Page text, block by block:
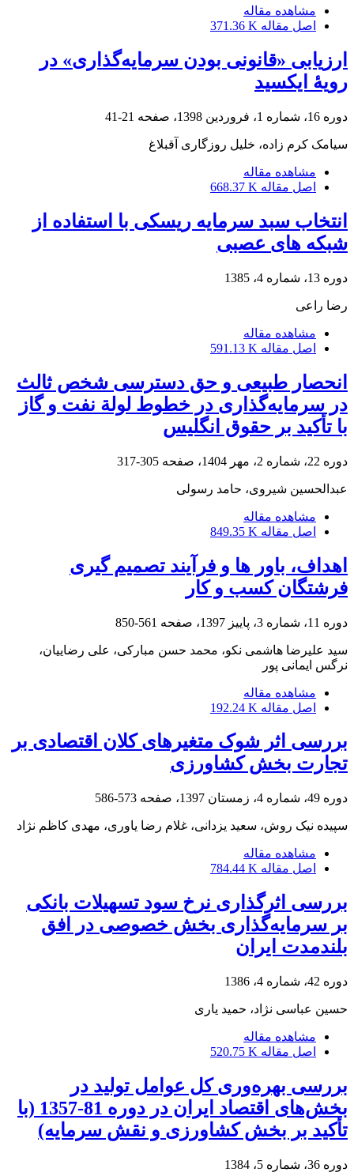
مشاهده مقاله
اصل مقاله 371.36 K
ارزیابی «قانونی بودن سرمایه‌گذاری» در
رویۀ ایکسید
دوره 16، شماره 1، فروردین 1398، صفحه 21-41
سیامک کرم زاده، خلیل روزگاری آقبلاغ
مشاهده مقاله
اصل مقاله 668.37 K
انتخاب سبد سرمایه ریسکی با استفاده از
شبکه های عصبی
دوره 13، شماره 4، 1385
رضا راعی
مشاهده مقاله
اصل مقاله 591.13 K
انحصار طبیعی و حق دسترسی شخص ثالث
در سرمایه‌گذاری در خطوط لولة نفت و گاز
با تأکید بر حقوق انگلیس
دوره 22، شماره 2، مهر 1404، صفحه 305-317
عبدالحسین شیروی، حامد رسولی
مشاهده مقاله
اصل مقاله 849.35 K
اهداف، باور ها و فرآیند تصمیم گیری
فرشتگان کسب و کار
دوره 11، شماره 3، پاییز 1397، صفحه 561-850
سید علیرضا هاشمی نکو، محمد حسن مبارکی، علی رضاییان،
نرگس ایمانی پور
مشاهده مقاله
اصل مقاله 192.24 K
بررسی اثر شوک متغیرهای کلان اقتصادی بر
تجارت بخش کشاورزی
دوره 49، شماره 4، زمستان 1397، صفحه 573-586
سپیده نیک روش، سعید یزدانی، غلام رضا یاوری، مهدی کاظم نژاد
مشاهده مقاله
اصل مقاله 784.44 K
بررسی اثرگذاری نرخ سود تسهیلات بانکی
بر سرمایه‌گذاری بخش خصوصی در افق
بلندمدت ایران
دوره 42، شماره 4، 1386
حسین عباسی نژاد، حمید یارى
مشاهده مقاله
اصل مقاله 520.75 K
بررسی بهره‌وری کل عوامل تولید در
بخش‌های اقتصاد ایران در دوره 81-1357 (با
تأکید بر بخش کشاورزی و نقش سرمایه)
دوره 36، شماره 5، 1384